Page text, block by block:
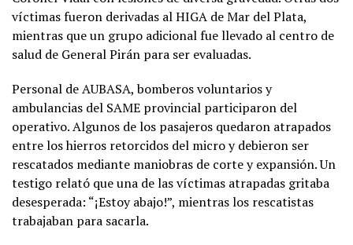
víctimas fueron derivadas al HIGA de Mar del Plata,
mientras que un grupo adicional fue llevado al centro de
salud de General Pirán para ser evaluadas.
Personal de AUBASA, bomberos voluntarios y
ambulancias del SAME provincial participaron del
operativo. Algunos de los pasajeros quedaron atrapados
entre los hierros retorcidos del micro y debieron ser
rescatados mediante maniobras de corte y expansión. Un
testigo relató que una de las víctimas atrapadas gritaba
desesperada: “¡Estoy abajo!”, mientras los rescatistas
trabajaban para sacarla.